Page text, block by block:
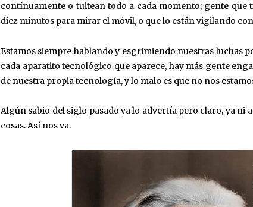
contínuamente o tuitean todo a cada momento; gente que
diez minutos para mirar el móvil, o que lo están vigilando
Estamos siempre hablando y esgrimiendo nuestras luchas
cada aparatito tecnológico que aparece, hay más gente
de nuestra propia tecnología, y lo malo es que no nos
Algún sabio del siglo pasado ya lo advertía pero claro, ya ni
cosas. Así nos va.